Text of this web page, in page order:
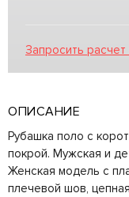
Запросить
ОПИСАНИЕ
Рубашка поло с
покрой. Мужская и
Женская модель с
плечевой шов,